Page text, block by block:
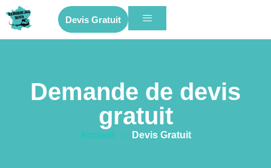
Devis Gratuit
Demande de devis
gratuit
Accueil » Devis Gratuit